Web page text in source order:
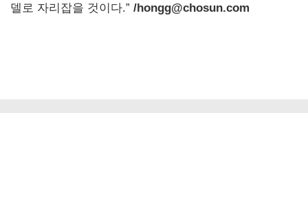
델로 자리잡을 것이다.” /hongg@chosun.com